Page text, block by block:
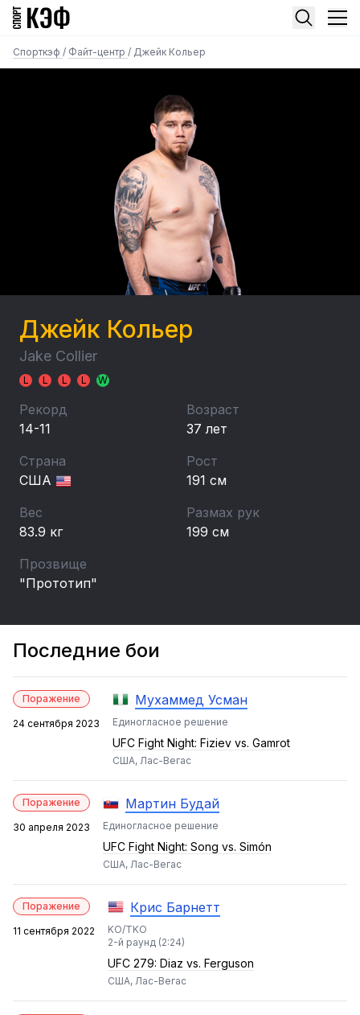
Спорткэф / Файт-центр / Джейк Кольер
Джейк Кольер
Jake Collier
L L L L W
Рекорд
14-11
Возраст
37 лет
Страна
США
Рост
191 см
Вес
83.9 кг
Размах рук
199 см
Прозвище
"Прототип"
Последние бои
Поражение
24 сентября 2023
Мухаммед Усман
Единогласное решение
UFC Fight Night: Fiziev vs. Gamrot
США, Лас-Вегас
Поражение
30 апреля 2023
Мартин Будай
Единогласное решение
UFC Fight Night: Song vs. Simón
США, Лас-Вегас
Поражение
11 сентября 2022
Крис Барнетт
KO/TKO
2-й раунд (2:24)
UFC 279: Diaz vs. Ferguson
США, Лас-Вегас